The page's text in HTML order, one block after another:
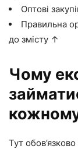
Оптові
Правильна
до змісту ↑
Чому
Тут